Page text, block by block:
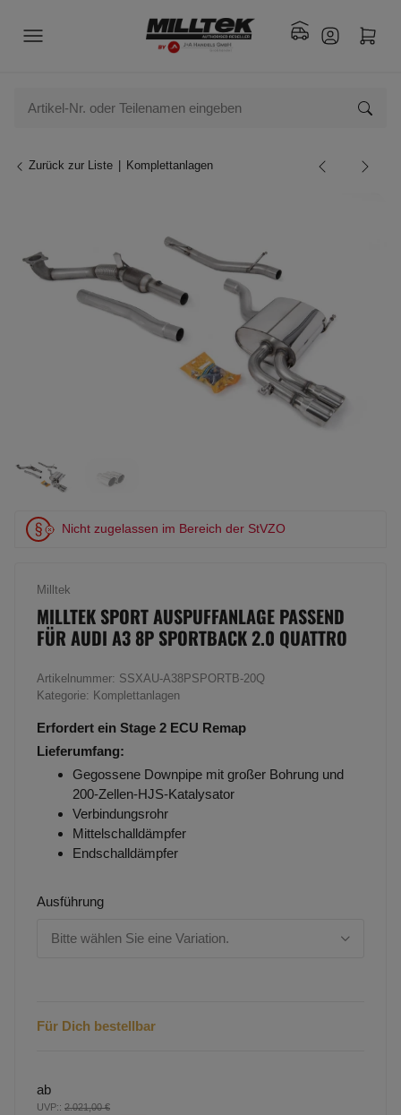
Zurück zur Liste Komplettanlagen
Nicht zugelassen im Bereich der StVZO
Milltek
MILLTEK SPORT AUSPUFFANLAGE PASSEND
FÜR AUDI A3 8P SPORTBACK 2.0 QUATTRO
Artikelnummer: SSXAU-A38PSPORTB-20Q
Kategorie: Komplettanlagen
Erfordert ein Stage 2 ECU Remap
Lieferumfang:
Gegossene Downpipe mit großer Bohrung und
200-Zellen-HJS-Katalysator
Verbindungsrohr
Mittelschalldämpfer
Endschalldämpfer
Ausführung
Bitte wählen Sie eine Variation.
Für Dich bestellbar
ab
UVP:: 2.021,00 €